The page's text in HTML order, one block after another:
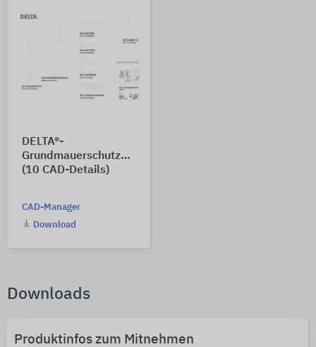
DELTA®-
Grundmauerschutzdetails
(10 CAD-Details)
CAD-Manager
Download
Downloads
Produktinfos zum Mitnehmen